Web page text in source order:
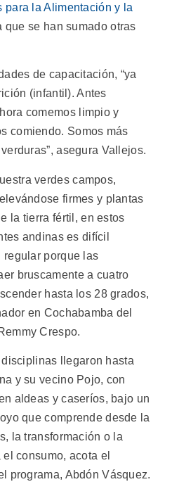
la Alimentación y la
que se han sumado otras
de capacitación, “ya
(infantil). Antes
comemos limpio y
comiendo. Somos más
asegura Vallejos.
verdes campos,
firmes y plantas
la tierra fértil, en estos
andinas es difícil
regular porque las
bruscamente a cuatro
hasta los 28 grados,
en Cochabamba del
Crespo.
llegaron hasta
y su vecino Pojo, con
aldeas y caseríos, bajo un
que comprende desde la
la transformación o la
consumo, acota el
programa, Abdón Vásquez.